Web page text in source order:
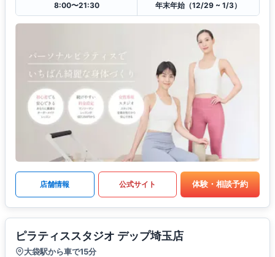
8:00〜21:30
年末年始（12/29 ~ 1/3）
店舗情報 公式サイト 体験・相談予約
ピラティススタジオ デップ埼玉店
大袋駅から車で15分